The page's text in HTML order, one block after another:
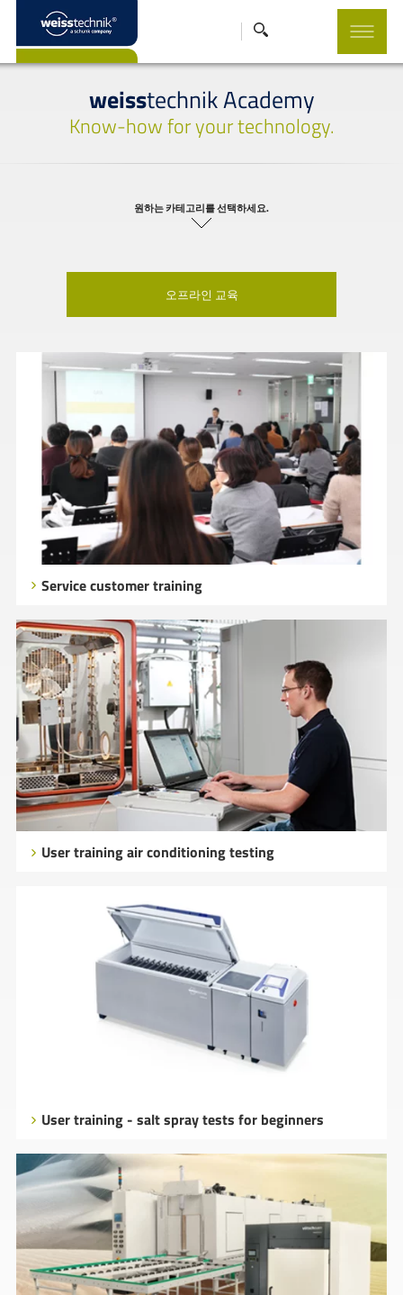
weisstechnik Academy
Know-how for your technology.
원하는 카테고리를 선택하세요.
오프라인 교육
Service customer training
User training air conditioning testing
User training - salt spray tests for beginners